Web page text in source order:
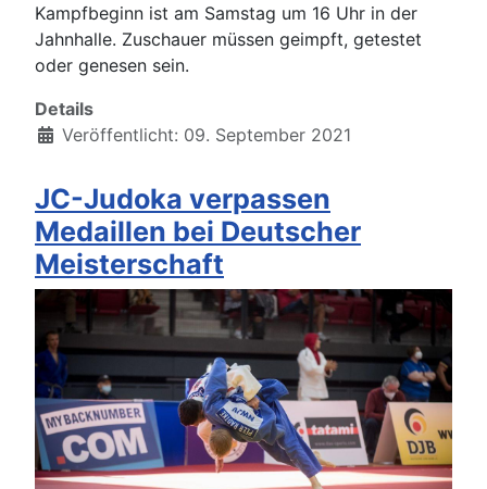
Kampfbeginn ist am Samstag um 16 Uhr in der
Jahnhalle. Zuschauer müssen geimpft, getestet
oder genesen sein.
Details
Veröffentlicht: 09. September 2021
JC-Judoka verpassen
Medaillen bei Deutscher
Meisterschaft